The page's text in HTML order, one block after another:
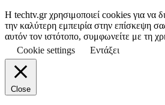
Η techtv.gr χρησιμοποιεί cookies για να
την καλύτερη εμπειρία στην επίσκεψη
αυτόν τον ιστότοπο, συμφωνείτε με τη
Cookie settings
Εντάξει
Close